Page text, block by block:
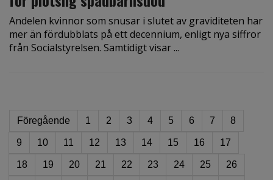
Andelen kvinnor som snusar i slutet av graviditeten har
mer än fördubblats på ett decennium, enligt nya siffror
från Socialstyrelsen. Samtidigt visar ...
Föregående 1 2 3 4 5 6 7 8
9 10 11 12 13 14 15 16 17
18 19 20 21 22 23 24 25 26